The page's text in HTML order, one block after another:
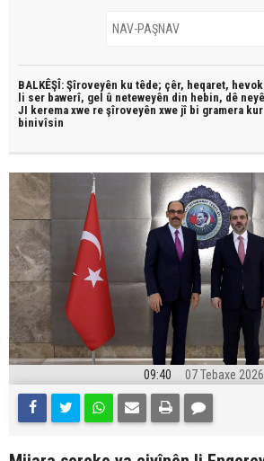
BALKÊŞÎ: Şîroveyên ku têde; çêr, heqaret,
li ser bawerî, gel û neteweyên din hebin, dê
JI kerema xwe re şîroveyên xwe jî bi gramera
binivîsin
09:40 07 Tebaxe 2026